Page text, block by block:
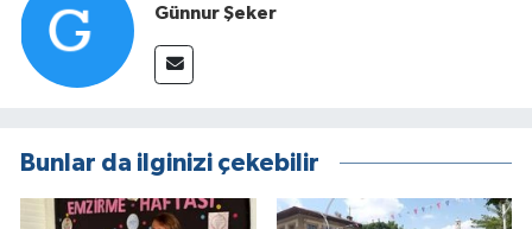
Günnur Şeker
Bunlar da ilginizi çekebilir